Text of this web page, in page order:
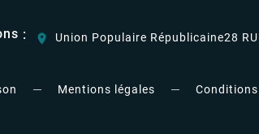
location_on Union Populaire Républicaine28
Mentions légales